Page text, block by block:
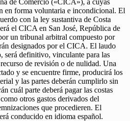
en forma voluntaria e incondicional. El
con la ley sustantiva de Costa
el CICA en San José, República de
un tribunal arbitral compuesto por
designados por el CICA. El laudo
será definitivo, vinculante para las
de revisión o de nulidad. Una
y se encuentre firme, producirá los
y las partes deberán cumplirlo sin
cuál parte deberá pagar las costas
otros gastos derivados del
que procedieren. El
conducido en idioma español.